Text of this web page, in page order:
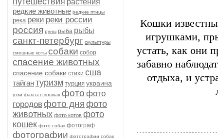
растения
редкие животные редкие птицы
река реки реки россии
россия руны рыба рыбы
санкт-петербург скульптуры
смешные коты собаки собор
спасение животных
спасение собаки стихи сша
тайгантуризм турция украина
утки факты о кошках фото фото
городовфото дня фото
животных фото котов фото
кошек фото собак фотограф
фотографии фотографии собак
Кошки известны
игрушками,
устать, как они
забавно
отдыха, и